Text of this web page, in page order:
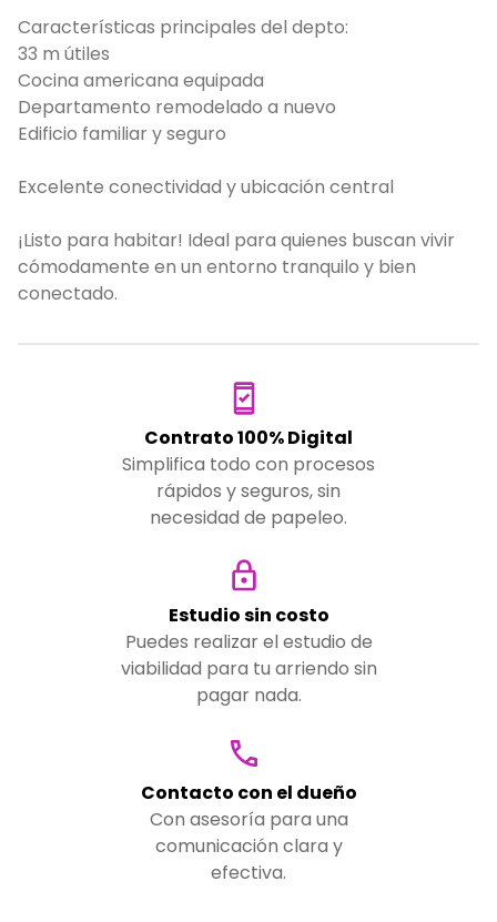
Características principales del depto:
33 m útiles
Cocina americana equipada
Departamento remodelado a nuevo
Edificio familiar y seguro
Excelente conectividad y ubicación central
¡Listo para habitar! Ideal para quienes buscan vivir
cómodamente en un entorno tranquilo y bien
conectado.
Contrato 100% Digital
Simplifica todo con procesos
rápidos y seguros, sin
necesidad de papeleo.
Estudio sin costo
Puedes realizar el estudio de
viabilidad para tu arriendo sin
pagar nada.
Contacto con el dueño
Con asesoría para una
comunicación clara y
efectiva.